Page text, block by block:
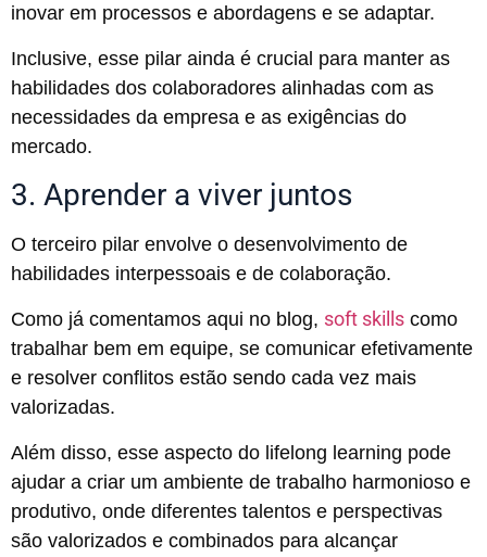
inovar em processos e abordagens e se adaptar.
Inclusive, esse pilar ainda é crucial para manter as
habilidades dos colaboradores alinhadas com as
necessidades da empresa e as exigências do
mercado.
3. Aprender a viver juntos
O terceiro pilar envolve o desenvolvimento de
habilidades interpessoais e de colaboração.
Como já comentamos aqui no blog, soft skills como
trabalhar bem em equipe, se comunicar efetivamente
e resolver conflitos estão sendo cada vez mais
valorizadas.
Além disso, esse aspecto do lifelong learning pode
ajudar a criar um ambiente de trabalho harmonioso e
produtivo, onde diferentes talentos e perspectivas
são valorizados e combinados para alcançar